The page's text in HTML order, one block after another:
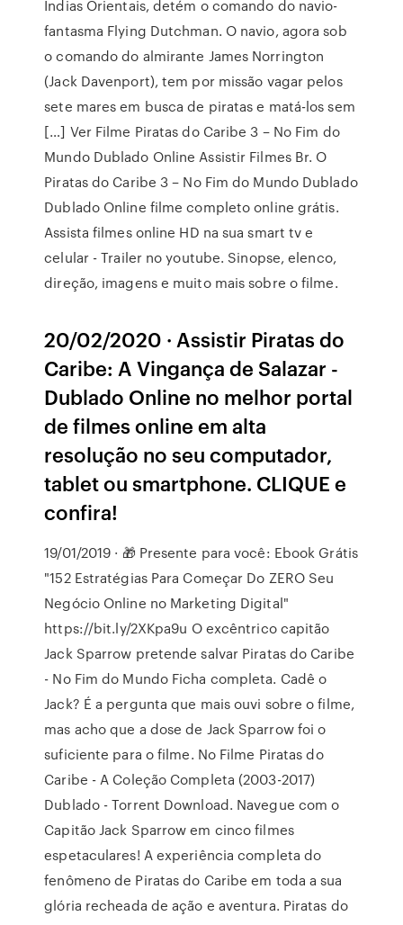
Índias Orientais, detém o comando do navio-
fantasma Flying Dutchman. O navio, agora sob
o comando do almirante James Norrington
(Jack Davenport), tem por missão vagar pelos
sete mares em busca de piratas e matá-los sem
[…] Ver Filme Piratas do Caribe 3 – No Fim do
Mundo Dublado Online Assistir Filmes Br. O
Piratas do Caribe 3 – No Fim do Mundo Dublado
Dublado Online filme completo online grátis.
Assista filmes online HD na sua smart tv e
celular - Trailer no youtube. Sinopse, elenco,
direção, imagens e muito mais sobre o filme.
20/02/2020 · Assistir Piratas do
Caribe: A Vingança de Salazar -
Dublado Online no melhor portal
de filmes online em alta
resolução no seu computador,
tablet ou smartphone. CLIQUE e
confira!
19/01/2019 · 🎁 Presente para você: Ebook Grátis
"152 Estratégias Para Começar Do ZERO Seu
Negócio Online no Marketing Digital"
https://bit.ly/2XKpa9u O excêntrico capitão
Jack Sparrow pretende salvar Piratas do Caribe
- No Fim do Mundo Ficha completa. Cadê o
Jack? É a pergunta que mais ouvi sobre o filme,
mas acho que a dose de Jack Sparrow foi o
suficiente para o filme. No Filme Piratas do
Caribe - A Coleção Completa (2003-2017)
Dublado - Torrent Download. Navegue com o
Capitão Jack Sparrow em cinco filmes
espetaculares! A experiência completa do
fenômeno de Piratas do Caribe em toda a sua
glória recheada de ação e aventura. Piratas do